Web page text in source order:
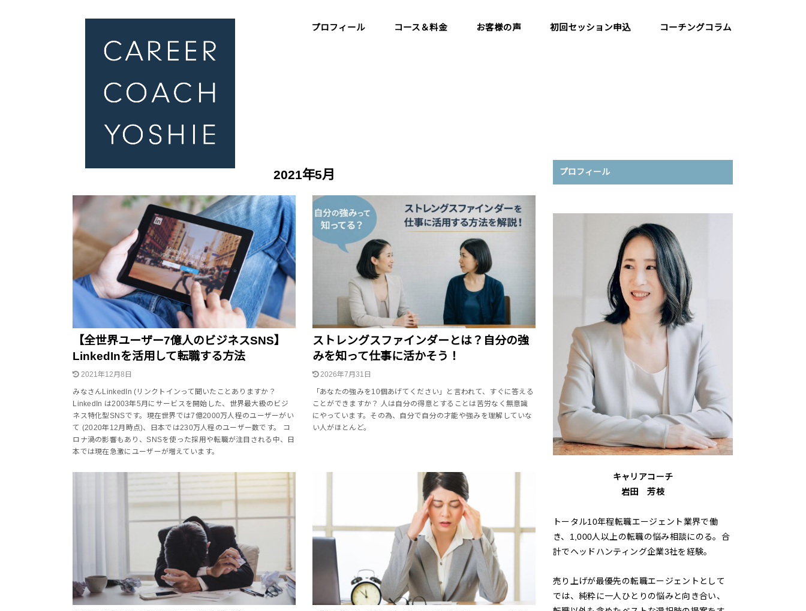
プロフィール コース＆料金 お客様の声 初回セッション申込 コーチングコラム
2021年5月
【全世界ユーザー7億人のビジネスSNS】
LinkedInを活用して転職する方法
2021年12月8日
みなさんLinkedIn (リンクトインって聞いたことありますか？
LinkedIn は2003年5月にサービスを開始した、世界最大級のビジ
ネス特化型SNSです。現在世界では7億2000万人程のユーザーがい
て (2020年12月時点)、日本では230万人程のユーザー数です。 コ
ロナ渦の影響もあり、SNSを使った採用や転職が注目される中、日
本では現在急激にユーザーが増えています。
ストレングスファインダーとは？自分の強
みを知って仕事に活かそう！
2026年7月31日
「あなたの強みを10個あげてください」と言われて、すぐに答える
ことができますか？ 人は自分の得意とすることは苦労なく無意識
にやっています。その為、自分で自分の才能や強みを理解していな
い人がほとんど。
プロフィール
キャリアコーチ
岩田 芳枝
トータル10年程転職エージェント業界で働
き、1,000人以上の転職の悩み相談にのる。合
計でヘッドハンティング企業3社を経験。
売り上げが最優先の転職エージェントとして
では、純粋に一人ひとりの悩みと向き合い、